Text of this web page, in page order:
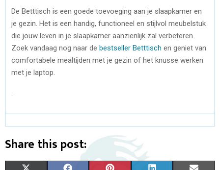
De Betttisch is een goede toevoeging aan je slaapkamer en
je gezin. Het is een handig, functioneel en stijlvol meubelstuk
die jouw leven in je slaapkamer aanzienlijk zal verbeteren.
Zoek vandaag nog naar de bestseller Betttisch en geniet van
comfortabele mealtijden met je gezin of het knusse werken
met je laptop.
Share this post: